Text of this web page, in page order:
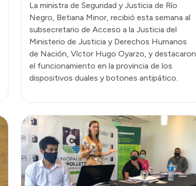
La ministra de Seguridad y Justicia de Río
Negro, Betiana Minor, recibió esta semana al
subsecretario de Acceso a la Justicia del
Ministerio de Justicia y Derechos Humanos
de Nación, Víctor Hugo Oyarzo, y destacaron
el funcionamiento en la provincia de los
dispositivos duales y botones antipático.